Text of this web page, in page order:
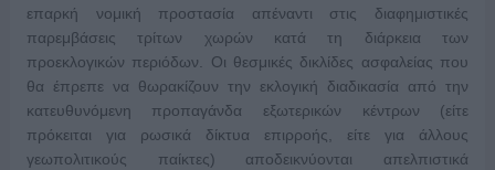
επαρκή νομική προστασία απέναντι στις διαφημιστικές
παρεμβάσεις τρίτων χωρών κατά τη διάρκεια των
προεκλογικών περιόδων. Οι θεσμικές δικλίδες ασφαλείας που
θα έπρεπε να θωρακίζουν την εκλογική διαδικασία από την
κατευθυνόμενη προπαγάνδα εξωτερικών κέντρων (είτε
πρόκειται για ρωσικά δίκτυα επιρροής, είτε για άλλους
γεωπολιτικούς παίκτες) αποδεικνύονται απελπιστικά